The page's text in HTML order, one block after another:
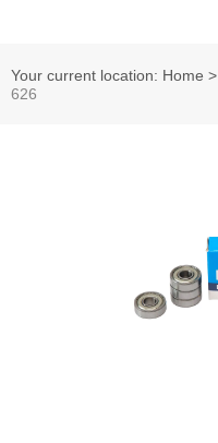
Your current location: Home >
626